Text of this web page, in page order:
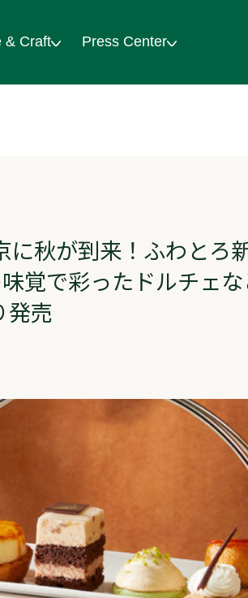
& Craft Press Center
に秋が到来！ふわとろ
覚で彩ったドルチェな
発売